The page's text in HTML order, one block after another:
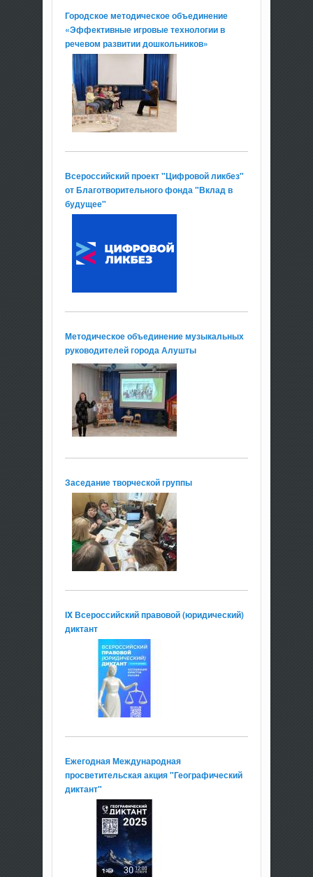
Городское методическое объединение
«Эффективные игровые технологии в
речевом развитии дошкольников»
Всероссийский проект "Цифровой ликбез"
от Благотворительного фонда "Вклад в
будущее"
Методическое объединение музыкальных
руководителей города Алушты
Заседание творческой группы
IX Всероссийский правовой (юридический)
диктант
Ежегодная Международная
просветительская акция "Географический
диктант"